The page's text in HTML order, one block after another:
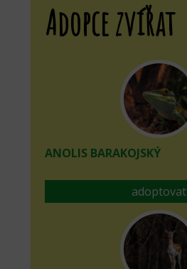
Adopce zvířat
ANOLIS BARAKOJSKÝ
adoptovat